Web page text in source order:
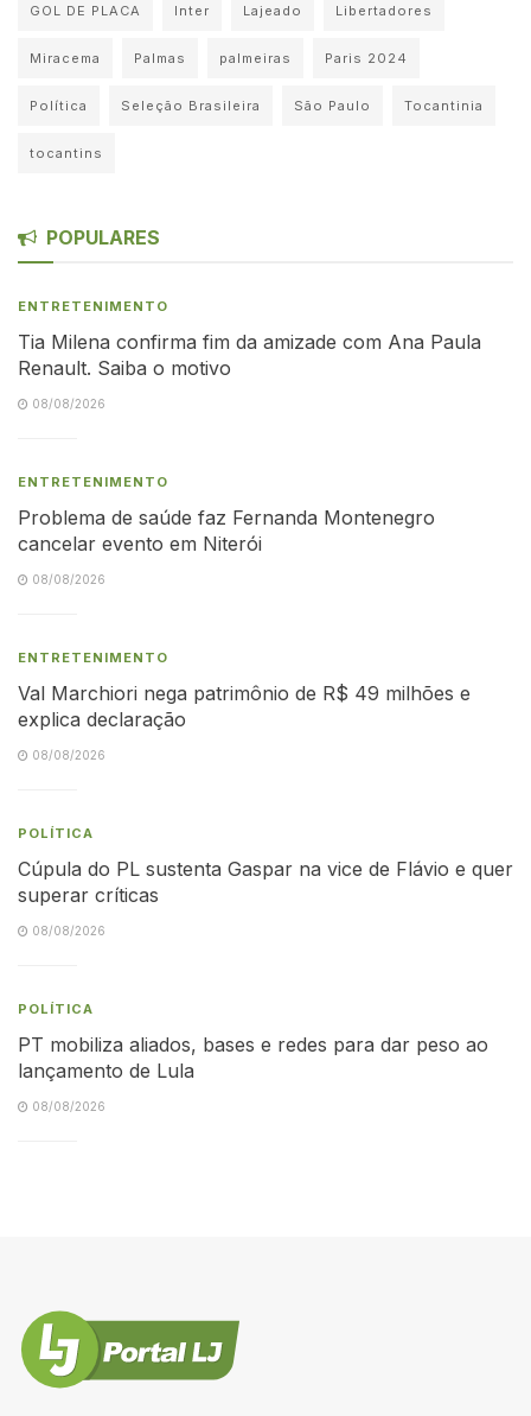
GOL DE PLACA Inter Lajeado Libertadores
Miracema Palmas palmeiras Paris 2024
Política Seleção Brasileira São Paulo Tocantinia
tocantins
POPULARES
ENTRETENIMENTO
Tia Milena confirma fim da amizade com Ana Paula
Renault. Saiba o motivo
08/08/2026
ENTRETENIMENTO
Problema de saúde faz Fernanda Montenegro
cancelar evento em Niterói
08/08/2026
ENTRETENIMENTO
Val Marchiori nega patrimônio de R$ 49 milhões e
explica declaração
08/08/2026
POLÍTICA
Cúpula do PL sustenta Gaspar na vice de Flávio e quer
superar críticas
08/08/2026
POLÍTICA
PT mobiliza aliados, bases e redes para dar peso ao
lançamento de Lula
08/08/2026